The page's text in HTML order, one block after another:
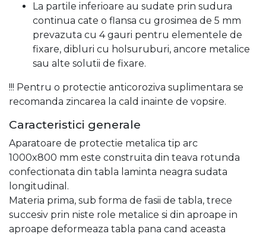
La partile inferioare au sudate prin sudura
continua cate o flansa cu grosimea de 5 mm
prevazuta cu 4 gauri pentru elementele de
fixare, dibluri cu holsuruburi, ancore metalice
sau alte solutii de fixare.
!!! Pentru o protectie anticoroziva suplimentara se
recomanda zincarea la cald inainte de vopsire.
Caracteristici generale
Aparatoare de protectie metalica tip arc
1000x800 mm este construita din teava rotunda
confectionata din tabla laminta neagra sudata
longitudinal.
Materia prima, sub forma de fasii de tabla, trece
succesiv prin niste role metalice si din aproape in
aproape deformeaza tabla pana cand aceasta